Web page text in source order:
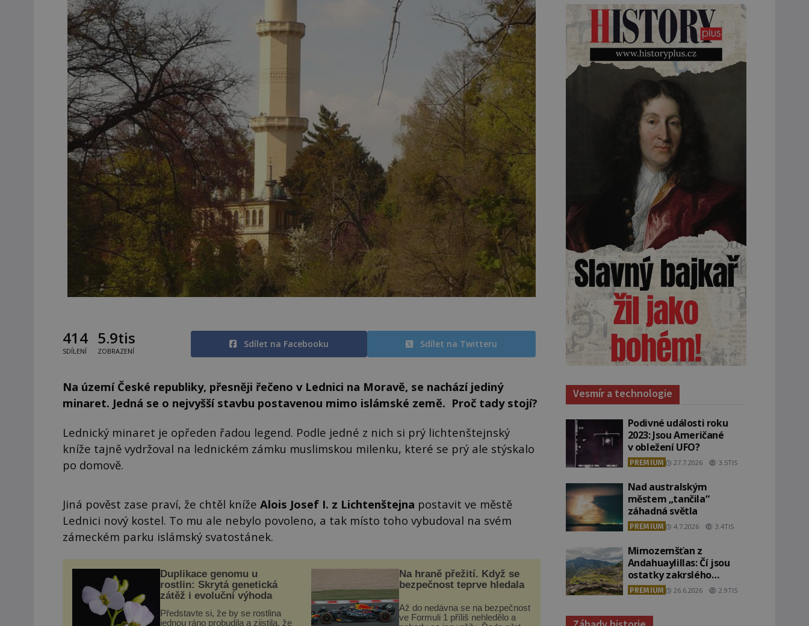
414
SDÍLENÍ
5.9tis
ZOBRAZENÍ
Sdílet na Facebooku Sdílet na Twitteru
Na území České republiky, přesněji řečeno v Lednici na Moravě, se nachází jediný
minaret. Jedná se o nejvyšší stavbu postavenou mimo islámské země. Proč tady stojí?
Lednický minaret je opředen řadou legend. Podle jedné z nich si prý lichtenštejnský
kníže tajně vydržoval na lednickém zámku muslimskou milenku, které se prý ale stýskalo
po domově.
Jiná pověst zase praví, že chtěl kníže Alois Josef I. z Lichtenštejna postavit ve městě
Lednici nový kostel. To mu ale nebylo povoleno, a tak místo toho vybudoval na svém
zámeckém parku islámský svatostánek.
Duplikace genomu u
rostlin: Skrytá genetická
zátěž i evoluční výhoda
Představte si, že by se rostlina
jednou ráno probudila a zjistila, že
Na hraně přežití. Když se
bezpečnost teprve hledala
Až do nedávna se na bezpečnost
ve Formuli 1 příliš nehledělo a
Vesmír a technologie
Podivné události roku
2023: Jsou Američané
v obležení UFO?
PREMIUM 27.7.2026 3.5TIS
Nad australským
městem „tančila“
záhadná světla
PREMIUM 4.7.2026 3.4TIS
Mimozemšťan z
Andahuaylillas: Čí jsou
ostatky zakrslého
stvoření s ohromnou
lebkou?
PREMIUM 26.6.2026 2.9TIS